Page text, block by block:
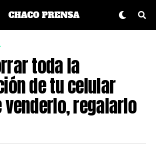
toda la
de tu celular
venderlo, regalarlo